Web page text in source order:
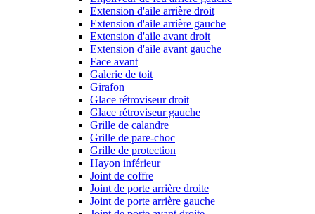
Extension d'aile arrière droit
Extension d'aile arrière gauche
Extension d'aile avant droit
Extension d'aile avant gauche
Face avant
Galerie de toit
Girafon
Glace rétroviseur droit
Glace rétroviseur gauche
Grille de calandre
Grille de pare-choc
Grille de protection
Hayon inférieur
Joint de coffre
Joint de porte arrière droite
Joint de porte arrière gauche